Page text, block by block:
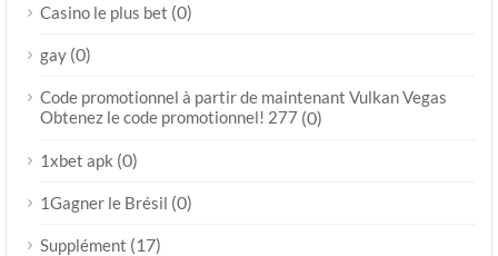
Casino le plus bet (0)
gay (0)
Code promotionnel à partir de maintenant Vulkan Vegas
Obtenez le code promotionnel! 277 (0)
1xbet apk (0)
1Gagner le Brésil (0)
Supplément (17)